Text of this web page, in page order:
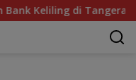
di Tangerang!